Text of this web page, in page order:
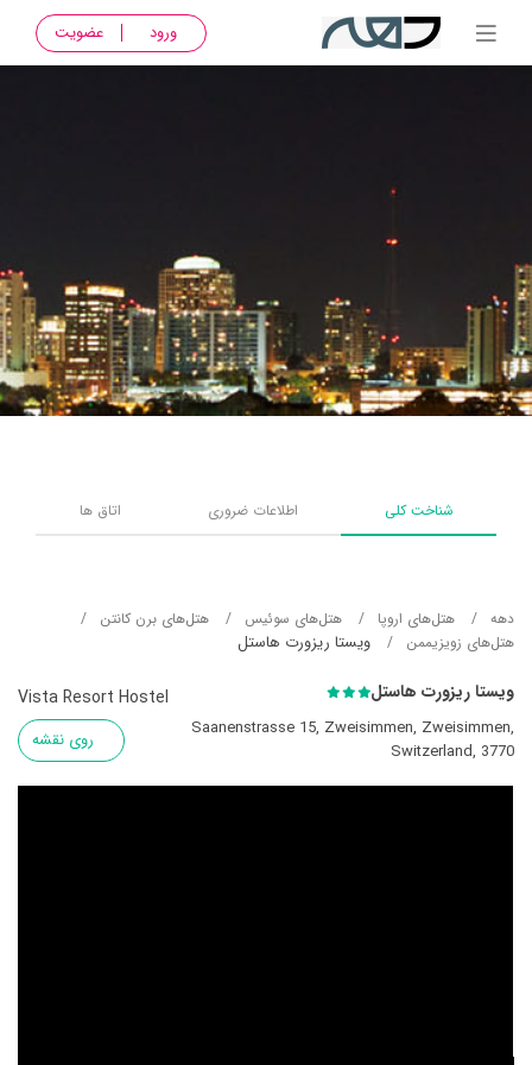
ورود عضویت
شناخت کلی اطلاعات ضروری اتاق ها
دهه هتل‌های اروپا هتل‌های سوئیس
هتل‌های برن کانتن
هتل‌های زویزیممن
ویستا ریزورت هاستل
ویستا ریزورت هاستل Vista Resort Hostel
Saanenstrasse 15, Zweisimmen, Zweisimmen,
Switzerland, 3770
روی نقشه